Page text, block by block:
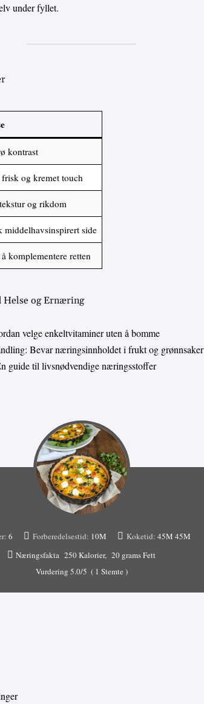
under fyllet.
kontrast
og kremet touch
og rikdom
middelhavsinspirert side
komplementere retten
og Ernæring
velge enkeltvitaminer uten å bomme
Bevar næringsinnholdet i frukt og grønnsaker
guide til livsnødvendige næringsstoffer
6 Forberedelsestid: 10M Koketid: 45M 45M
Næringsfakta 250 Kalorier
20 grams Fett
Vurdering 5.0/5 ( 1 Stemte )